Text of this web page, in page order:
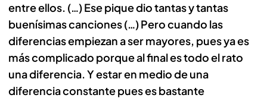
entre ellos. (…) Ese pique dio tantas y tantas
buenísimas canciones (…) Pero cuando las
diferencias empiezan a ser mayores, pues ya es
más complicado porque al final es todo el rato
una diferencia. Y estar en medio de una
diferencia constante pues es bastante